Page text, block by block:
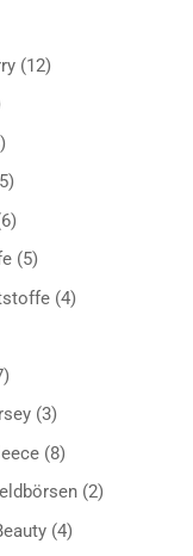
1212
5
Produkte
66
Produkte
55
Produkte
44
7
Produkte
33
Produkte
88
Produkte
22
44